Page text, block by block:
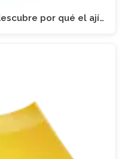
por qué el ají…